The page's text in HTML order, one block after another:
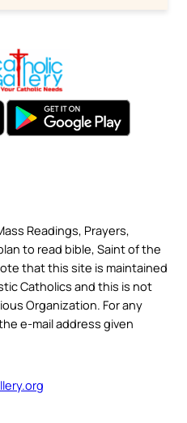
Readings, Prayers,
to read bible, Saint of the
that this site is maintained
Catholics and this is not
Organization. For any
e-mail address given